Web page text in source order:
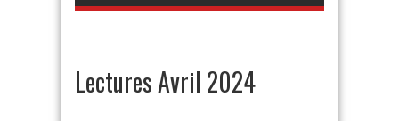
Lectures Avril 2024